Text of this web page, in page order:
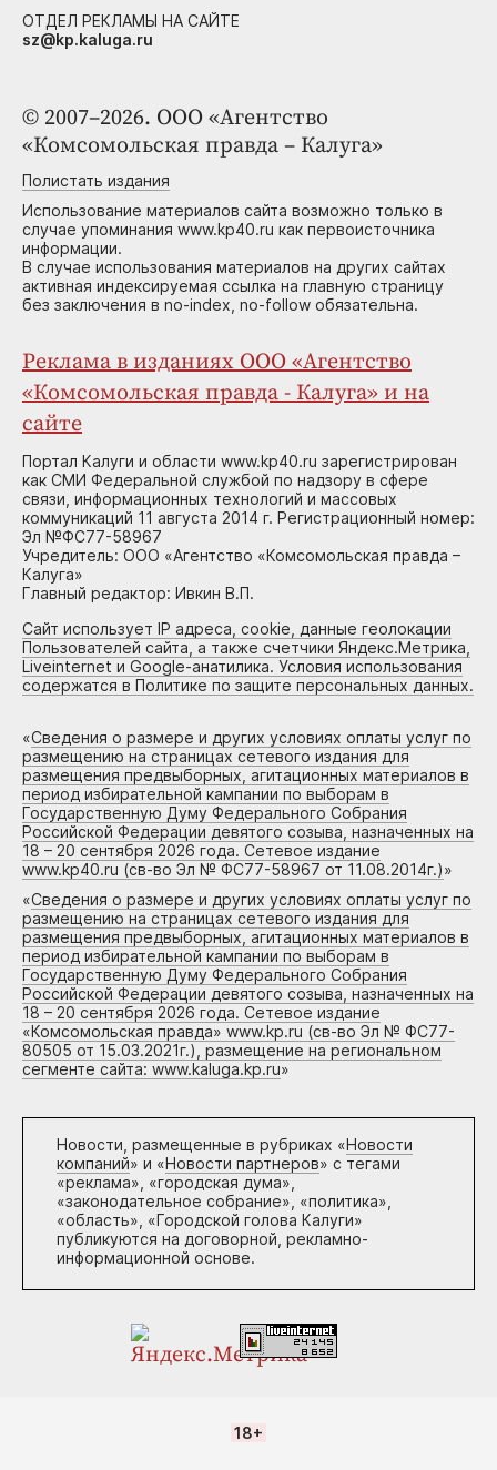
© 2007–2026. ООО «Агентство
«Комсомольская правда – Калуга»
Полистать издания
Использование материалов сайта возможно только в
случае упоминания www.kp40.ru как первоисточника
информации.
В случае использования материалов на других сайтах
активная индексируемая ссылка на главную страницу
без заключения в no-index, no-follow обязательна.
Реклама в изданиях ООО «Агентство
«Комсомольская правда - Калуга» и на
сайте
Портал Калуги и области www.kp40.ru зарегистрирован
как СМИ Федеральной службой по надзору в сфере
связи, информационных технологий и массовых
коммуникаций 11 августа 2014 г. Регистрационный номер:
Эл №ФС77-58967
Учредитель: ООО «Агентство «Комсомольская правда –
Калуга»
Главный редактор: Ивкин В.П.
Сайт использует IP адреса, cookie, данные геолокации
Пользователей сайта, а также счетчики Яндекс.Метрика,
Liveinternet и Google-анатилика. Условия использования
содержатся в Политике по защите персональных данных.
«Сведения о размере и других условиях оплаты услуг по
размещению на страницах сетевого издания для
размещения предвыборных, агитационных материалов в
период избирательной кампании по выборам в
Государственную Думу Федерального Собрания
Российской Федерации девятого созыва, назначенных на
18 – 20 сентября 2026 года. Сетевое издание
www.kp40.ru (св-во Эл № ФС77-58967 от 11.08.2014г.)»
«Сведения о размере и других условиях оплаты услуг по
размещению на страницах сетевого издания для
размещения предвыборных, агитационных материалов в
период избирательной кампании по выборам в
Государственную Думу Федерального Собрания
Российской Федерации девятого созыва, назначенных на
18 – 20 сентября 2026 года. Сетевое издание
«Комсомольская правда» www.kp.ru (св-во Эл № ФС77-
80505 от 15.03.2021г.), размещение на региональном
сегменте сайта: www.kaluga.kp.ru»
Новости, размещенные в рубриках «Новости
компаний» и «Новости партнеров» с тегами
«реклама», «городская дума»,
«законодательное собрание», «политика»,
«область», «Городской голова Калуги»
публикуются на договорной, рекламно-
информационной основе.
ОТДЕЛ РЕКЛАМЫ НА САЙТЕ
sz@kp.kaluga.ru
18+